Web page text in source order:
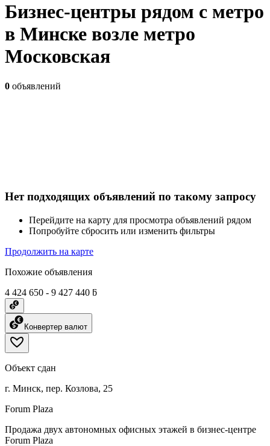
Бизнес-центры рядом с метро
в Минске возле метро
Московская
0 объявлений
Нет подходящих объявлений по такому запросу
Перейдите на карту для просмотра объявлений рядом
Попробуйте сбросить или изменить фильтры
Продолжить на карте
Похожие объявления
4 424 650 - 9 427 440 ƃ
Конвертер валют
Объект сдан
г. Минск, пер. Козлова, 25
Forum Plaza
Продажа двух автономных офисных этажей в бизнес-центре
Forum Plaza